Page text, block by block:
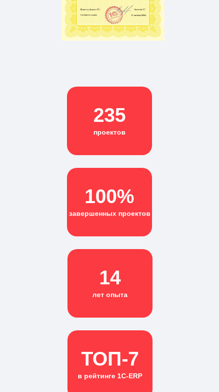
проектов
235
завершенных проектов
100%
ТОП-7
в рейтинге 1С-ERP
лет опыта
14